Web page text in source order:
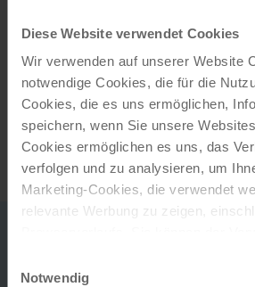
Diese Website verwendet Cookies
Wir verwenden auf unserer Website
notwendige Cookies, die für die
Cookies, die es uns ermöglichen,
speichern, wenn Sie unsere
Cookies ermöglichen es uns, das
verfolgen und zu analysieren, um
Marketing-Cookies, die verwendet
relevante Werbung zu zeigen,
entscheiden, nur notwendige
Notwendig
Newsletter
TOP-Angebote,
aktuellsten Stand!
JETZT ANMELDEN
HABEN SIE